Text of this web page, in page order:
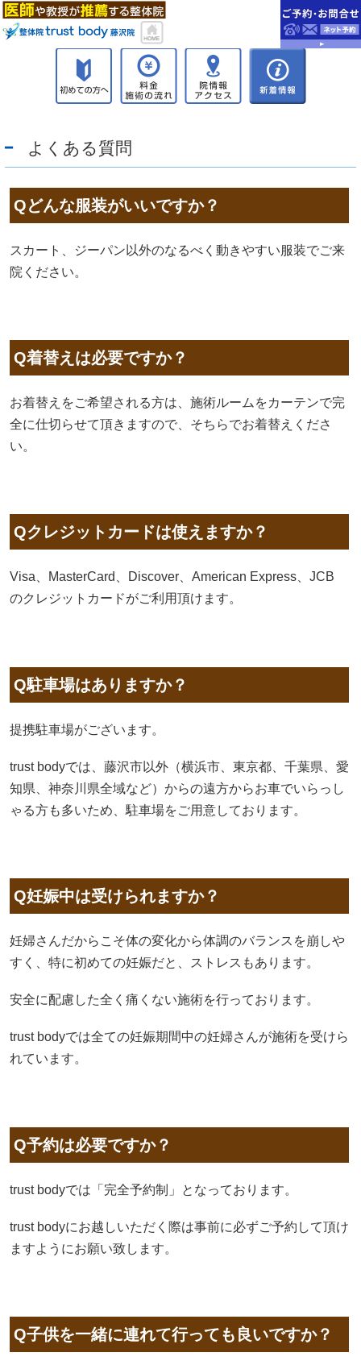
よくある質問
Qどんな服装がいいですか？
スカート、ジーパン以外のなるべく動きやすい服装でご来
院ください。
Q着替えは必要ですか？
お着替えをご希望される方は、施術ルームをカーテンで完
全に仕切らせて頂きますので、そちらでお着替えくださ
い。
Qクレジットカードは使えますか？
Visa、MasterCard、Discover、American Express、JCB
のクレジットカードがご利用頂けます。
Q駐車場はありますか？
提携駐車場がございます。
trust bodyでは、藤沢市以外（横浜市、東京都、千葉県、愛
知県、神奈川県全域など）からの遠方からお車でいらっし
ゃる方も多いため、駐車場をご用意しております。
Q妊娠中は受けられますか？
妊婦さんだからこそ体の変化から体調のバランスを崩しや
すく、特に初めての妊娠だと、ストレスもあります。
安全に配慮した全く痛くない施術を行っております。
trust bodyでは全ての妊娠期間中の妊婦さんが施術を受けら
れています。
Q予約は必要ですか？
trust bodyでは「完全予約制」となっております。
trust bodyにお越しいただく際は事前に必ずご予約して頂け
ますようにお願い致します。
Q子供を一緒に連れて行っても良いですか？